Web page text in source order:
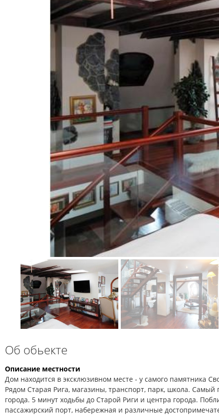
Об обьекте
Описание местности
Дом находится в эксклюзивном месте - у самого памятника
Рядом Старая Рига, магазины, транспорт, парк, школа.
города. 5 минут ходьбы до Старой Риги и центра города.
пассажирский порт, набережная и различные